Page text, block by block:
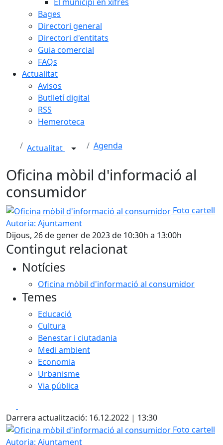
Bages
Directori general
Directori d'entitats
Guia comercial
FAQs
Actualitat
Avisos
Butlletí digital
RSS
Hemeroteca
Actualitat Agenda
Oficina mòbil d'informació al
consumidor
Oficina mòbil d'informació al consumidor
Foto cartell
Autoria: Ajuntament
Dijous, 26 de gener de 2023 de 10:30h a 13:00h
Contingut relacionat
Notícies
Oficina mòbil d'informació al consumidor
Temes
Educació
Cultura
Benestar i ciutadania
Medi ambient
Economia
Urbanisme
Via pública
Darrera actualització: 16.12.2022 | 13:30
Oficina mòbil d'informació al consumidor
Foto cartell
Autoria: Ajuntament